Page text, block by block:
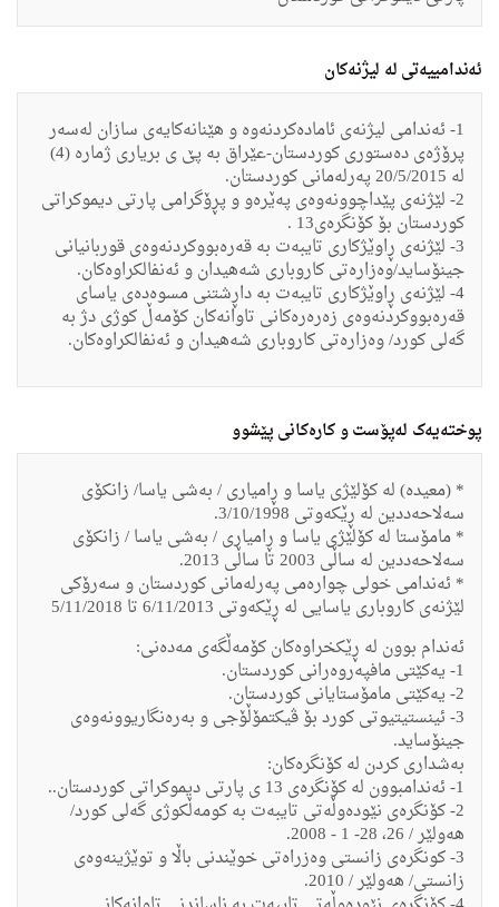
ئەندامییەتی لە لیژنەکان
1- ئه‌ندامی لیژنه‌ی ئاماده‌كردنه‌وه‌ و هێنانه‌كایه‌ی سازان له‌سه‌ر
پرۆژه‌ی ده‌ستوری كوردستان-عێراق به‌ پێ ی بریاری ژماره‌ (4)
له‌ 20/5/2015 په‌رله‌مانی كوردستان.
2- لێژنه‌ى پێداچوونه‌وه‌ى په‌ێره‌و و پڕۆگرامى پارتى دیموكراتى
كوردستان بۆ كۆنگره‌ى13 .
3- لێژنه‌ى ڕاوێژكارى تایبه‌ت به‌ قه‌ره‌بووكردنه‌وه‌ى قوربانیانى
جینۆساید/وه‌زاره‌تى كاروبارى شه‌هیدان و ئه‌نفالكراوه‌كان.
4- لێژنه‌ى ڕاوێژكارى تایبه‌ت به‌ داڕشتنى مسوه‌ده‌ى یاساى
قه‌ره‌بووكردنه‌وه‌ى زه‌ره‌ره‌كانى تاوانه‌كان كۆمه‌ڵ كوژى دژ به‌
گه‌لى كورد/ وه‌زاره‌تى كاروبارى شه‌هیدان و ئه‌نفالكراوه‌كان.
پوختەیەک لەپۆست و کارەکانی پێشوو
* (معیده‌) له‌ كۆلێژى یاسا و ڕامیارى / به‌شى یاسا/ زانكۆى
سه‌لاحه‌ددین له‌ ڕێكه‌وتى 3/10/1998.
* مامۆستا له‌ كۆلێژى یاسا و ڕامیارى / به‌شى یاسا / زانكۆى
سه‌لاحه‌ددین له‌ ساڵى 2003 تا ساڵی 2013.
* ئه‌ندامى خولى چواره‌مى په‌رله‌مانى كوردستان و سه‌رۆكى
لێژنه‌ى كاروباری یاسایى له‌ ڕێكه‌وتى 6/11/2013 تا 5/11/2018
ئه‌ندام بوون له‌ ڕێكخراوه‌كان كۆمه‌ڵگه‌ى مه‌ده‌نى:
1- یه‌كێتى مافپه‌روه‌رانى كوردستان.
2- یه‌كێتى مامۆستایانى كوردستان.
3- ئینستیتیوتى كورد بۆ ڤیكتمۆڵۆجى و به‌ره‌نگاریوونه‌وه‌ى
جینۆساید.
به‌شدارى كردن له‌ كۆنگره‌كان:
1- ئه‌ندامبوون له‌ كۆنگره‌ى 13 ى پارتى دیموكراتى كوردستان..
2- كۆنگره‌ى نێوده‌وڵه‌تى تایبه‌ت به‌ كومه‌ڵكوژى گه‌لى كورد/
هه‌ولێر / 26، 28- 1 - 2008.
3- كونگره‌ى زانستى وه‌زراه‌تى خوێندنى باڵا و توێژینه‌وه‌ى
زانستى/ هه‌ولێر / 2010.